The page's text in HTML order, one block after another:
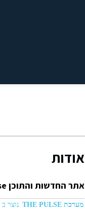
אודות
אתר החדשות והתוכן Thepulse נוסד בשנת 2010 כפורטל חדשות ישראלי שחרט על דיגלו שאיפה לעיתונות אובייקטיבית מזן חדש.
מערכת THE PULSE נוצר ב 22.04.2020 02:04